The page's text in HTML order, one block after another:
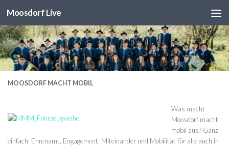
Unter dem Inhalt
Moosdorf Live
MOOSDORF MACHT MOBIL
Was macht
Moosdorf macht
mobil aus? Ganz
einfach: Ehrenamt, Engagement, Miteinander und Mobilität für alle auch in